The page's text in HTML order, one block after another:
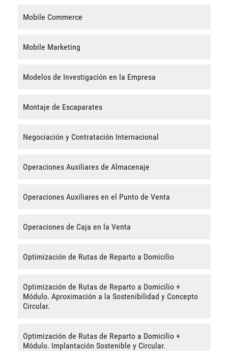
Mobile Commerce
Mobile Marketing
Modelos de Investigación en la Empresa
Montaje de Escaparates
Negociación y Contratación Internacional
Operaciones Auxiliares de Almacenaje
Operaciones Auxiliares en el Punto de Venta
Operaciones de Caja en la Venta
Optimización de Rutas de Reparto a Domicilio
Optimización de Rutas de Reparto a Domicilio +
Módulo. Aproximación a la Sostenibilidad y Concepto
Circular.
Optimización de Rutas de Reparto a Domicilio +
Módulo. Implantación Sostenible y Circular.